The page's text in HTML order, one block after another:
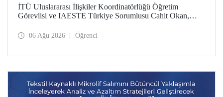
İTÜ Uluslararası İlişkiler Koordinatörlüğü Öğretim
Görevlisi ve IAESTE Türkiye Sorumlusu Cahit Okan,
Temmuz tarihlerinde ABD’de dünyanın önde gelen
06 Ağu 2026 Öğrenci